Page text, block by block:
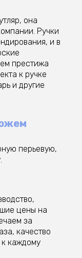
она
Ручки
и в
престижа
к ручке
и другие
перьевую,
цены на
за
качество
к каждому